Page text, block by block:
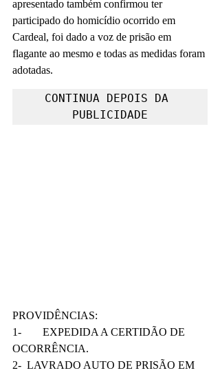
apresentado também confirmou ter
participado do homicídio ocorrido em
Cardeal, foi dado a voz de prisão em
flagante ao mesmo e todas as medidas foram
adotadas.
CONTINUA DEPOIS DA
PUBLICIDADE
PROVIDÊNCIAS:
1-	 EXPEDIDA A CERTIDÃO DE
OCORRÊNCIA.
2-  LAVRADO AUTO DE PRISÃO EM